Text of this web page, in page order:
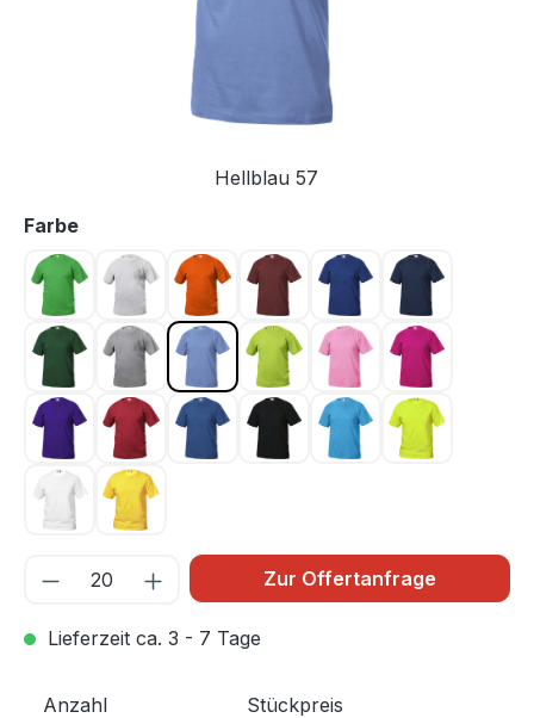
Hellblau 57
Farbeauswählen
Apfelgrün 605
Asche 92Blutorange 18Bordeaux 38Dunkel Blau 56
Dunkel
Flaschengrün 68Graumeliert 95
Hellblau 57Hellgrün 67Hellpink 250Kirsche 300
Lila 44 Rot 35 Royal Blau 55Schwarz 99Türkis 54
Weiss 00Zitrone 10
Zur Offertanfrage
Lieferzeit ca. 3 - 7 Tage
Anzahl Stückpreis